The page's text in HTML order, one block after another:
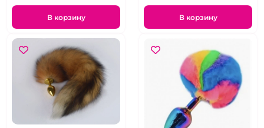
В корзину В корзину